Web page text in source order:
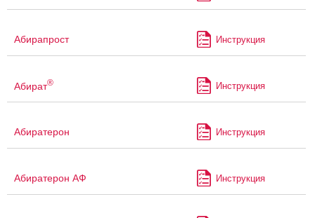
Абирапрост Инструкция
Абират® Инструкция
Абиратерон Инструкция
Абиратерон АФ Инструкция